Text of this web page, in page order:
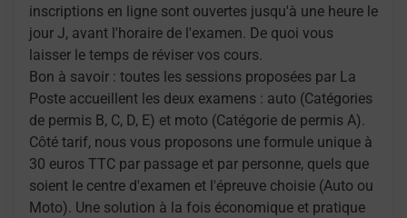
inscriptions en ligne sont ouvertes jusqu'à une heure le
jour J, avant l'horaire de l'examen. De quoi vous
laisser le temps de réviser vos cours.
Bon à savoir : toutes les sessions proposées par La
Poste accueillent les deux examens : auto (Catégories
de permis B, C, D, E) et moto (Catégorie de permis A).
Côté tarif, nous vous proposons une formule unique à
30 euros TTC par passage et par personne, quels que
soient le centre d'examen et l'épreuve choisie (Auto ou
Moto). Une solution à la fois économique et pratique